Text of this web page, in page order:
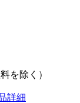
を除く）
詳細